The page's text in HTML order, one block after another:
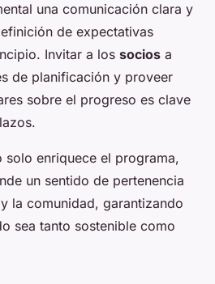
una comunicación clara y
de expectativas
Invitar a los socios a
de planificación y proveer
sobre el progreso es clave
solo enriquece el programa,
un sentido de pertenencia
y la comunidad, garantizando
sea tanto sostenible como